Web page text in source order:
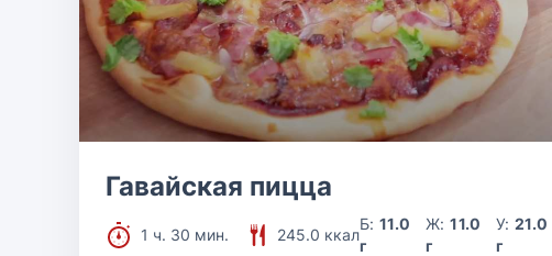
Гавайская пицца
1 ч. 30 мин. 245.0 ккал
Б:11.0
г
Ж:11.0
г
У: 21.0
г